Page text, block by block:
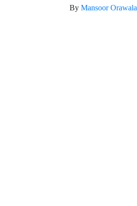
By Mansoor Orawala